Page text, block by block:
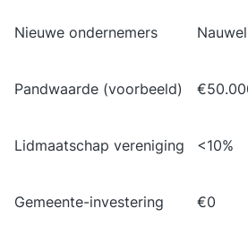
erkend en herkend Ga direct
en 13053 gecertificeerd
Nieuwe ondernemers
Pandwaarde (voorbeeld)
Lidmaatschap vereniging <10%
Gemeente-investering €0